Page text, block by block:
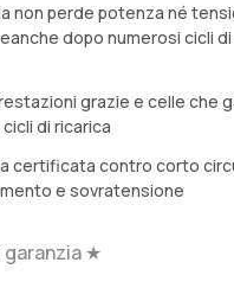
non perde potenza né
dopo numerosi cicli
grazie e celle che
di ricarica
certificata contro corto
e sovratensione
garanzia ★